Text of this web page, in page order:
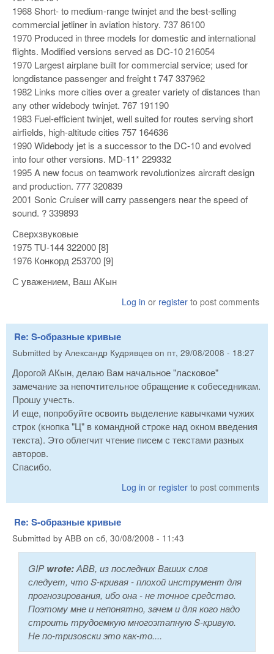
1968 Short- to medium-range twinjet and the best-selling
commercial jetliner in aviation history. 737 86100
1970 Produced in three models for domestic and international
flights. Modified versions served as DC-10 216054
1970 Largest airplane built for commercial service; used for
longdistance passenger and freight t 747 337962
1982 Links more cities over a greater variety of distances than
any other widebody twinjet. 767 191190
1983 Fuel-efficient twinjet, well suited for routes serving short
airfields, high-altitude cities 757 164636
1990 Widebody jet is a successor to the DC-10 and evolved
into four other versions. MD-11* 229332
1995 A new focus on teamwork revolutionizes aircraft design
and production. 777 320839
2001 Sonic Cruiser will carry passengers near the speed of
sound. ? 339893
Сверхзвуковые
1975 TU-144 322000 [8]
1976 Конкорд 253700 [9]
С уважением, Ваш АКын
Log in or register to post comments
Re: S-образные кривые
Submitted by Александр Кудрявцев on пт, 29/08/2008 - 18:27
Дорогой АКын, делаю Вам начальное "ласковое"
замечание за непочтительное обращение к собеседникам.
Прошу учесть.
И еще, попробуйте освоить выделение кавычками чужих
строк (кнопка "Ц" в командной строке над окном введения
текста). Это облегчит чтение писем с текстами разных
авторов.
Спасибо.
Log in or register to post comments
Re: S-образные кривые
Submitted by ABB on сб, 30/08/2008 - 11:43
GIPwrote:АВВ, из последних Ваших слов
следует, что S-кривая - плохой инструмент для
прогнозирования, ибо она - не точное средство.
Поэтому мне и непонятно, зачем и для кого надо
строить трудоемкую многоэтапную S-кривую.
Не по-тризовски это как-то....